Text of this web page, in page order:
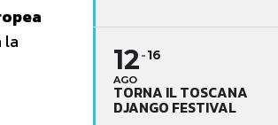
la
12
AGO
16
TORNA IL TOSCANA
DJANGO FESTIVAL